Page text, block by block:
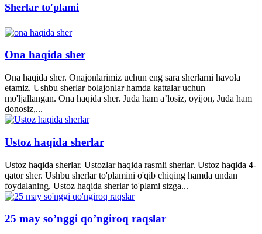
Sherlar to'plami
Ona haqida sher
Ona haqida sher. Onajonlarimiz uchun eng sara sherlarni havola
etamiz. Ushbu sherlar bolajonlar hamda kattalar uchun
mo'ljallangan. Ona haqida sher. Juda ham a’losiz, oyijon, Juda ham
donosiz,...
Ustoz haqida sherlar
Ustoz haqida sherlar. Ustozlar haqida rasmli sherlar. Ustoz haqida 4-
qator sher. Ushbu sherlar to'plamini o'qib chiqing hamda undan
foydalaning. Ustoz haqida sherlar to'plami sizga...
25 may so’nggi qo’ngiroq raqslar